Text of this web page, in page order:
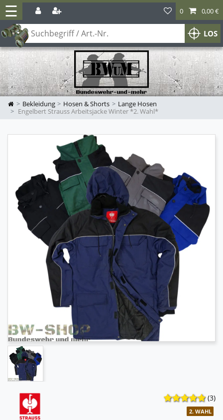
☰
LOS
0 0,00 €
Bekleidung Hosen & Shorts
Lange Hosen
Engelbert Strauss Arbeitsjacke Winter *2. Wahl*
(3)
2. WAHL